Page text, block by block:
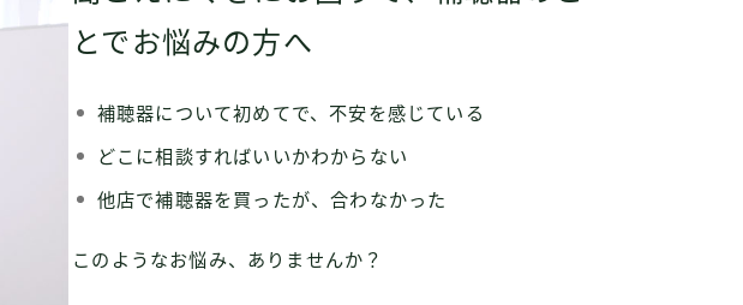
とでお悩みの方へ
補聴器について初めてで、不安を感じている
どこに相談すればいいかわからない
他店で補聴器を買ったが、合わなかった
このようなお悩み、ありませんか？